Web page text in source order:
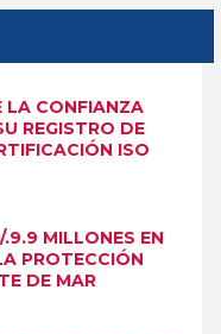
LA CONFIANZA
REGISTRO DE
ISO
.9.9 MILLONES EN
PROTECCIÓN
DE MAR